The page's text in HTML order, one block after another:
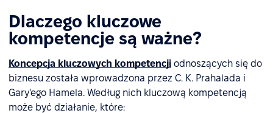
Dlaczego kluczowe
kompetencje są ważne?
Koncepcja kluczowych kompetencji odnoszących się do
biznesu została wprowadzona przez C. K. Prahalada i
Gary'ego Hamela. Według nich kluczową kompetencją
może być działanie, które: